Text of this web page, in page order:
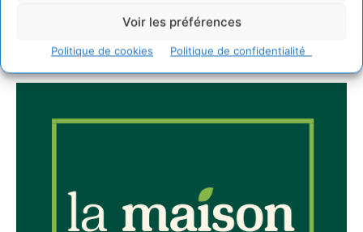
Voir les préférences
Politique de cookies Politique de confidentialité
JE M'ABONNE